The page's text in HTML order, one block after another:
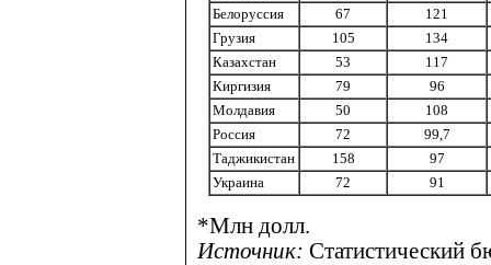
Белоруссия
67
121
Грузия
105
134
Казахстан
53
117
Киргизия
79
96
Молдавия
50
108
Россия
72
99,7
Таджикистан
158
97
Украина
72 91
*Млн долл.
Источник: Статистический